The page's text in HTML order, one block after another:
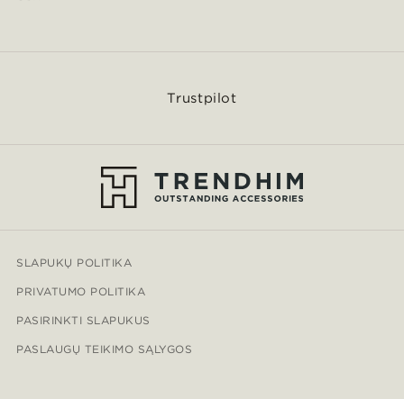
Trustpilot
SLAPUKŲ POLITIKA
PRIVATUMO POLITIKA
PASIRINKTI SLAPUKUS
PASLAUGŲ TEIKIMO SĄLYGOS